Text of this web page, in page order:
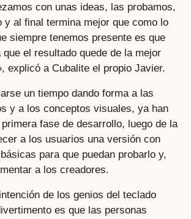
con unas ideas, las probamos,
y al final termina mejor que como lo
siempre tenemos presente es que
el resultado quede de la mejor
explicó a Cubalite el propio Javier.
un tiempo dando forma a las
y a los conceptos visuales, ya han
fase de desarrollo, luego de la
a los usuarios una versión con
para que puedan probarlo y,
a los creadores.
de los genios del teclado
es que las personas